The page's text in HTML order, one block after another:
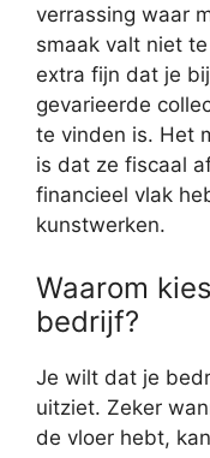
verrassing waar
smaak valt niet
extra fijn dat je
gevarieerde
te vinden is. Het
is dat ze fiscaal
financieel vlak
kunstwerken.
Waarom
bedrijf?
Je wilt dat je
uitziet. Zeker
de vloer hebt,